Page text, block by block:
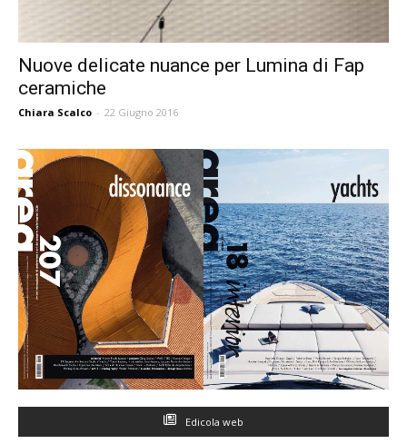
Nuove delicate nuance per Lumina di Fap
ceramiche
Chiara Scalco - 22 Giugno 2016
Edicola web